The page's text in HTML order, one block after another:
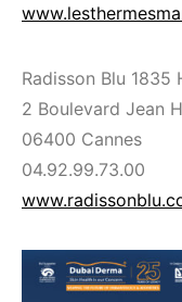
Radisson Blu 1835
2 Boulevard Jean
06400 Cannes
04.92.99.73.00